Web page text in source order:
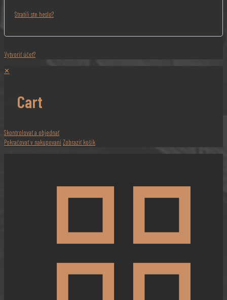
Stratili ste heslo?
Vytvoriť účet?
✕
Cart
Skontrolovať a objednať
Pokračovať v nakupovaníZobraziť košík